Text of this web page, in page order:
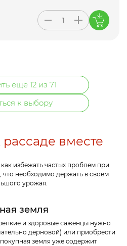
еще 12 из 71
к выбору
рассаде вместе
избежать частых проблем при
что необходимо держать в своем
урожая.
земля
и здоровые саженцы нужно
дерновой) или приобрести
земля уже содержит